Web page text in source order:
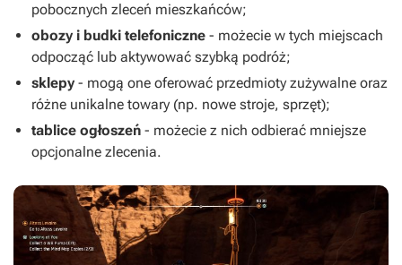
pobocznych zleceń mieszkańców;
obozy i budki telefoniczne - możecie w tych miejscach
odpocząć lub aktywować szybką podróż;
sklepy - mogą one oferować przedmioty zużywalne oraz
różne unikalne towary (np. nowe stroje, sprzęt);
tablice ogłoszeń - możecie z nich odbierać mniejsze
opcjonalne zlecenia.